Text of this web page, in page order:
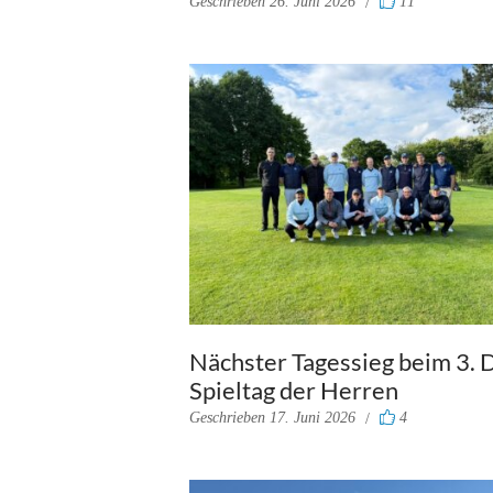
Nächster Tagessieg beim 3.
Spieltag der Herren
Geschrieben 17. Juni 2026 4